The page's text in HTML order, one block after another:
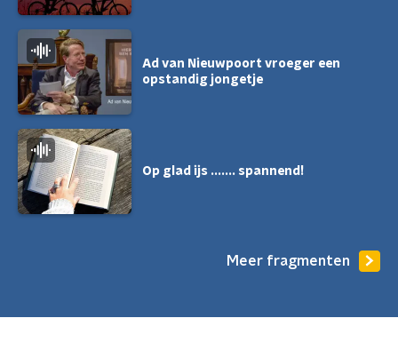
Ad van Nieuwpoort vroeger een
opstandig jongetje
Op glad ijs ....... spannend!
Meer fragmenten